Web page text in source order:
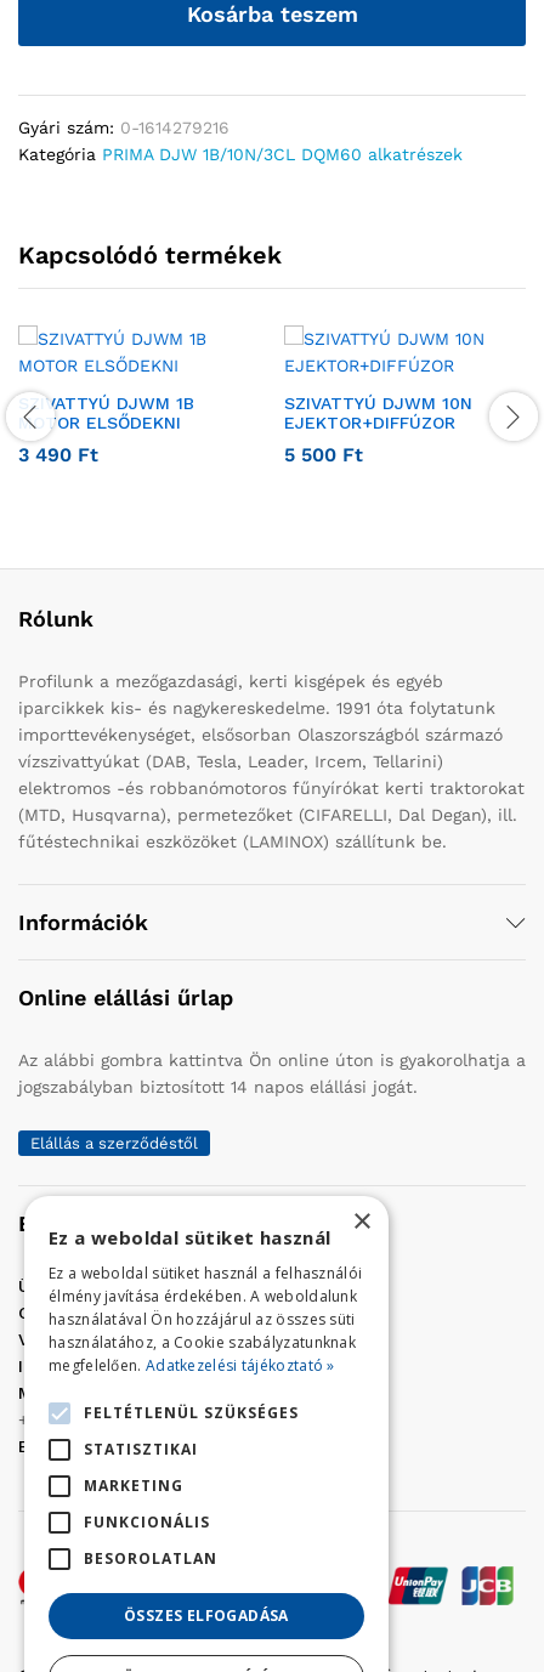
Kosárba teszem
Gyári szám: 0-1614279216
Kategória PRIMA DJW 1B/10N/3CL DQM60 alkatrészek
Kapcsolódó termékek
SZIVATTYÚ DJWM 1B
MOTOR ELSŐDEKNI
3 490 Ft
SZIVATTYÚ DJWM 10N
EJEKTOR+DIFFÚZOR
5 500 Ft
Rólunk
Profilunk a mezőgazdasági, kerti kisgépek és egyéb
iparcikkek kis- és nagykereskedelme. 1991 óta folytatunk
importtevékenységet, elsősorban Olaszországból származó
vízszivattyúkat (DAB, Tesla, Leader, Ircem, Tellarini)
elektromos -és robbanómotoros fűnyírókat kerti traktorokat
(MTD, Husqvarna), permetezőket (CIFARELLI, Dal Degan), ill.
fűtéstechnikai eszközöket (LAMINOX) szállítunk be.
Információk
Online elállási űrlap
Az alábbi gombra kattintva Ön online úton is gyakorolhatja a
jogszabályban biztosított 14 napos elállási jogát.
Elállás a szerződéstől
Elérhetőség
Üzletünk címe:
Szolnok, Vércse út 17.
Golf Center Áruház:06 (56) 423-324
VÁR-Kert Áruház: 06 (56) 429-771
Iroda:06 (56) 421-857
Megrendelés, termék információ:
+36 (70) 938-3356
E-mail:
golfaruhaz@gmail.com
×
Ez a weboldal sütiket használ
Ez a weboldal sütiket használ a felhasználói
élmény javítása érdekében. A weboldalunk
használatával Ön hozzájárul az összes süti
használatához, a Cookie szabályzatunknak
megfelelően. Adatkezelési tájékoztató »
FELTÉTLENÜL SZÜKSÉGES
STATISZTIKAI
MARKETING
FUNKCIONÁLIS
BESOROLATLAN
ÖSSZES ELFOGADÁSA